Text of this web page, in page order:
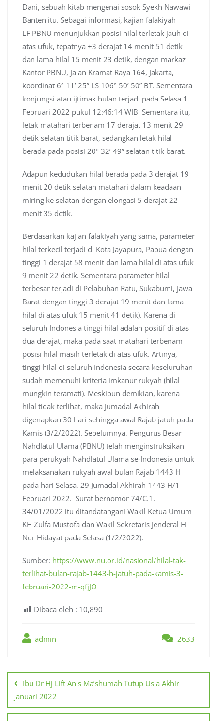
Dani, sebuah kitab mengenai sosok Syekh Nawawi
Banten itu. Sebagai informasi, kajian falakiyah
LF PBNU menunjukkan posisi hilal terletak jauh di
atas ufuk, tepatnya +3 derajat 14 menit 51 detik
dan lama hilal 15 menit 23 detik, dengan markaz
Kantor PBNU, Jalan Kramat Raya 164, Jakarta,
koordinat 6º 11’ 25” LS 106º 50’ 50” BT. Sementara
konjungsi atau ijtimak bulan terjadi pada Selasa 1
Februari 2022 pukul 12:46:14 WIB. Sementara itu,
letak matahari terbenam 17 derajat 13 menit 29
detik selatan titik barat, sedangkan letak hilal
berada pada posisi 20º 32’ 49” selatan titik barat.
Adapun kedudukan hilal berada pada 3 derajat 19
menit 20 detik selatan matahari dalam keadaan
miring ke selatan dengan elongasi 5 derajat 22
menit 35 detik.
Berdasarkan kajian falakiyah yang sama, parameter
hilal terkecil terjadi di Kota Jayapura, Papua dengan
tinggi 1 derajat 58 menit dan lama hilal di atas ufuk
9 menit 22 detik. Sementara parameter hilal
terbesar terjadi di Pelabuhan Ratu, Sukabumi, Jawa
Barat dengan tinggi 3 derajat 19 menit dan lama
hilal di atas ufuk 15 menit 41 detik). Karena di
seluruh Indonesia tinggi hilal adalah positif di atas
dua derajat, maka pada saat matahari terbenam
posisi hilal masih terletak di atas ufuk. Artinya,
tinggi hilal di seluruh Indonesia secara keseluruhan
sudah memenuhi kriteria imkanur rukyah (hilal
mungkin teramati). Meskipun demikian, karena
hilal tidak terlihat, maka Jumadal Akhirah
digenapkan 30 hari sehingga awal Rajab jatuh pada
Kamis (3/2/2022). Sebelumnya, Pengurus Besar
Nahdlatul Ulama (PBNU) telah menginstruksikan
para perukyah Nahdlatul Ulama se-Indonesia untuk
melaksanakan rukyah awal bulan Rajab 1443 H
pada hari Selasa, 29 Jumadal Akhirah 1443 H/1
Februari 2022. Surat bernomor 74/C.1.
34/01/2022 itu ditandatangani Wakil Ketua Umum
KH Zulfa Mustofa dan Wakil Sekretaris Jenderal H
Nur Hidayat pada Selasa (1/2/2022).
Sumber: https://www.nu.or.id/nasional/hilal-tak-
terlihat-bulan-rajab-1443-h-jatuh-pada-kamis-3-
februari-2022-m-qfjJO
Dibaca oleh : 10,890
admin 2633
navigation
Ibu Dr Hj Lift Anis Ma’shumah Tutup Usia Akhir
Januari 2022